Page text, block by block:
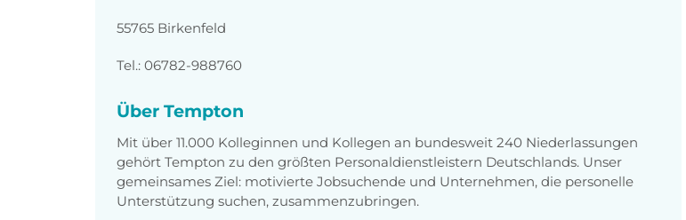
55765 Birkenfeld
Tel.: 06782-988760
Über Tempton
Mit über 11.000 Kolleginnen und Kollegen an bundesweit 240 Niederlassungen
gehört Tempton zu den größten Personaldienstleistern Deutschlands. Unser
gemeinsames Ziel: motivierte Jobsuchende und Unternehmen, die personelle
Unterstützung suchen, zusammenzubringen.